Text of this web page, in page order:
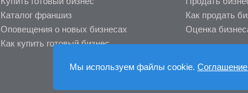
Каталог франшиз
Оповещения о новых бизнесах
Как купить готовый бизнес
Как продать
Оценка
Мы используем файлы cookie.